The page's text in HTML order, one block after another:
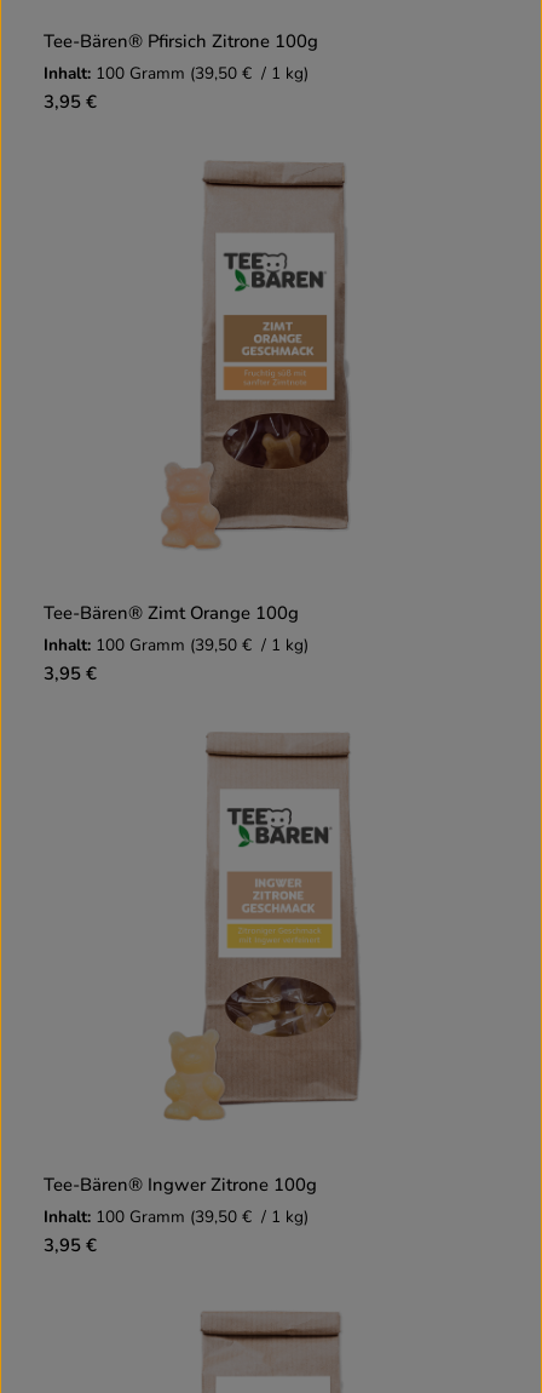
Tee-Bären® Pfirsich Zitrone 100g
Inhalt: 100 Gramm (39,50 € / 1 kg)
3,95 €
Tee-Bären® Zimt Orange 100g
Inhalt: 100 Gramm (39,50 € / 1 kg)
3,95 €
Tee-Bären® Ingwer Zitrone 100g
Inhalt: 100 Gramm (39,50 € / 1 kg)
3,95 €